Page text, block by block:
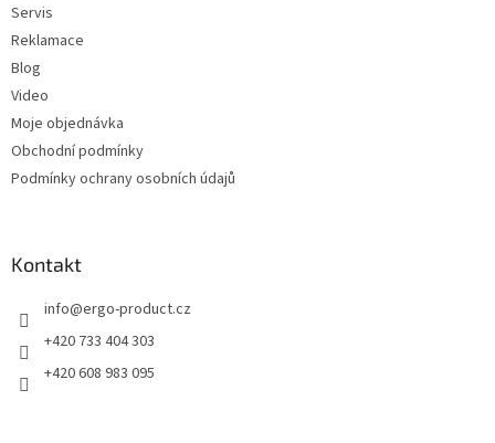
Servis
Reklamace
Blog
Video
Moje objednávka
Obchodní podmínky
Podmínky ochrany osobních údajů
Kontakt
info@ergo-product.cz
+420 733 404 303
+420 608 983 095